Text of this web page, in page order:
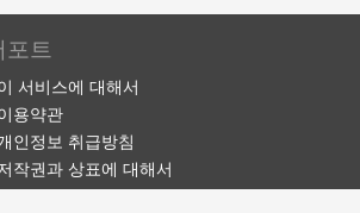
포트
서비스에 대해서
용약관
인정보 취급방침
작권과 상표에 대해서